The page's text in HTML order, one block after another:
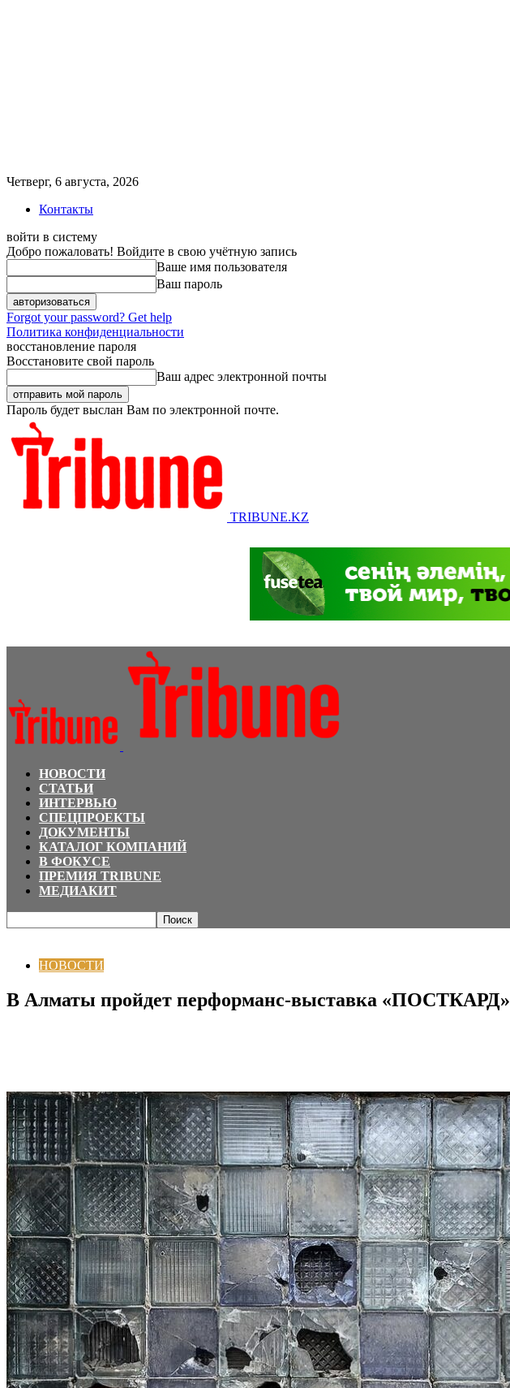
Четверг, 6 августа, 2026
Контакты
войти в систему
Добро пожаловать! Войдите в свою учётную запись
Ваше имя пользователя
Ваш пароль
Forgot your password? Get help
Политика конфиденциальности
восстановление пароля
Восстановите свой пароль
Ваш адрес электронной почты
Пароль будет выслан Вам по электронной почте.
TRIBUNE.KZ
НОВОСТИ
СТАТЬИ
ИНТЕРВЬЮ
СПЕЦПРОЕКТЫ
ДОКУМЕНТЫ
КАТАЛОГ КОМПАНИЙ
В ФОКУСЕ
ПРЕМИЯ TRIBUNE
МЕДИАКИТ
НОВОСТИ
В Алматы пройдет перформанс-выставка «ПОСТКАРД»